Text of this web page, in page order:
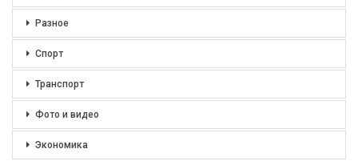
Разное
Спорт
Транспорт
Фото и видео
Экономика